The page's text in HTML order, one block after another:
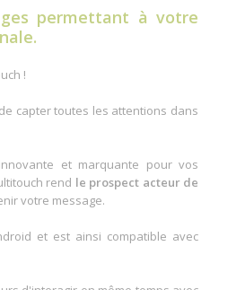
permettant à votre
!
capter toutes les attentions dans
et marquante pour vos
rend le prospect acteur de
votre message.
et est ainsi compatible avec